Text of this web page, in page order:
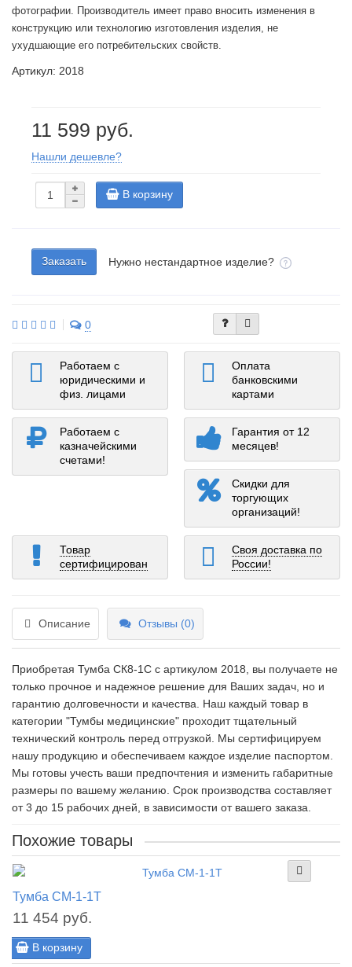
фотографии. Производитель имеет право вносить изменения в
конструкцию или технологию изготовления изделия, не
ухудшающие его потребительских свойств.
Артикул: 2018
11 599 руб.
Нашли дешевле?
В корзину
Заказать Нужно нестандартное изделие?
0
Работаем с
юридическими и
физ. лицами
Оплата
банковскими
картами
Работаем с
казначейскими
счетами!
Гарантия от 12
месяцев!
Скидки для
торгующих
организаций!
Товар
сертифицирован
Своя доставка по
России!
Описание Отзывы (0)
Приобретая Тумба СК8-1С c артикулом 2018, вы получаете не
только прочное и надежное решение для Ваших задач, но и
гарантию долговечности и качества. Наш каждый товар в
категории "Тумбы медицинские" проходит тщательный
технический контроль перед отгрузкой. Мы сертифицируем
нашу продукцию и обеспечиваем каждое изделие паспортом.
Мы готовы учесть ваши предпочтения и изменить габаритные
размеры по вашему желанию. Срок производства составляет
от 3 до 15 рабочих дней, в зависимости от вашего заказа.
Похожие товары
Тумба СМ-1-1Т
11 454 руб.
В корзину